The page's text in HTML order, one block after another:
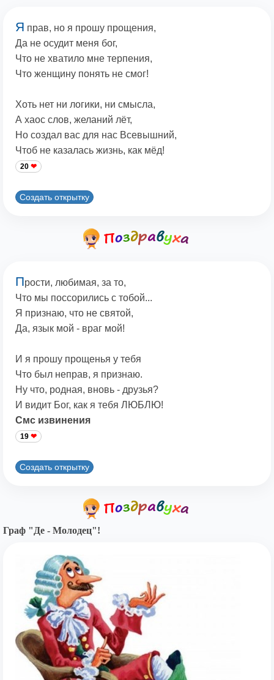
Я прав, но я прошу прощения,
Да не осудит меня бог,
Что не хватило мне терпения,
Что женщину понять не смог!
Хоть нет ни логики, ни смысла,
А хаос слов, желаний лёт,
Но создал вас для нас Всевышний,
Чтоб не казалась жизнь, как мёд!
20
Создать открытку
Прости, любимая, за то,
Что мы поссорились с тобой...
Я признаю, что не святой,
Да, язык мой - враг мой!
И я прошу прощенья у тебя
Что был неправ, я признаю.
Ну что, родная, вновь - друзья?
И видит Бог, как я тебя ЛЮБЛЮ!
Смс извинения
19
Создать открытку
Граф "Де - Молодец"!